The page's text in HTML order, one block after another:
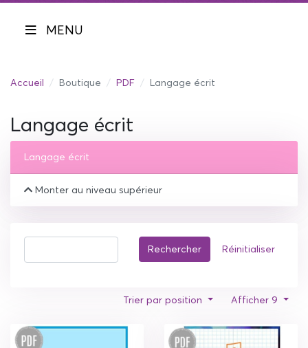
MENU
Accueil Boutique PDF Langage écrit
Langage écrit
Langage écrit
Monter au niveau supérieur
Rechercher Réinitialiser
Afficher 9
Trier par position